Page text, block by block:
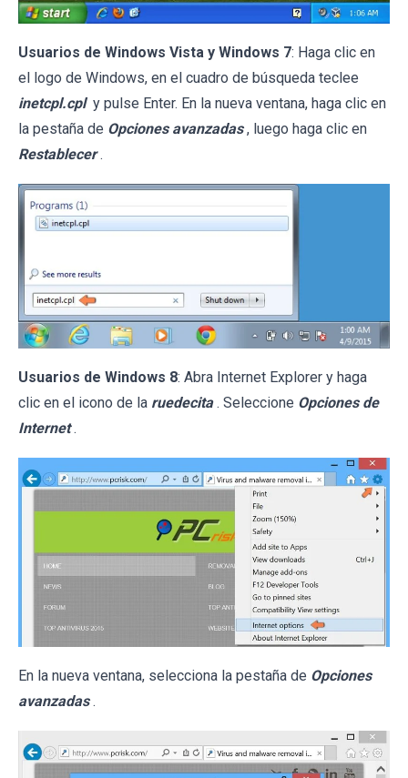
Usuarios de Windows Vista y Windows 7: Haga clic en
el logo de Windows, en el cuadro de búsqueda teclee
inetcpl.cpl y pulse Enter. En la nueva ventana, haga clic en
la pestaña de Opciones avanzadas , luego haga clic en
Restablecer .
Usuarios de Windows 8: Abra Internet Explorer y haga
clic en el icono de la ruedecita . Seleccione Opciones de
Internet .
En la nueva ventana, selecciona la pestaña de Opciones
avanzadas .